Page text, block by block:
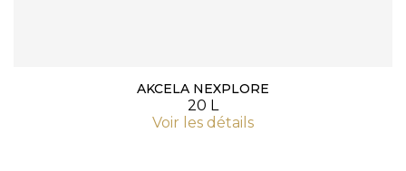
AKCELA NEXPLORE
20 L
Voir les détails